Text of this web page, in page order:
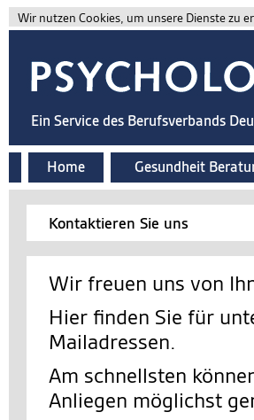
Wir nutzen Cookies, um unsere Dienste zu
Ein Service des Berufsverbands
Home Gesundheit
Kontaktieren Sie uns
Wir freuen uns von
Hier finden Sie für
Mailadressen.
Am schnellsten
Anliegen möglichst